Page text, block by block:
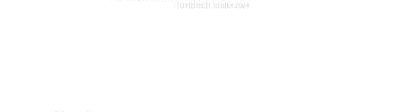
juridisch onderzoek